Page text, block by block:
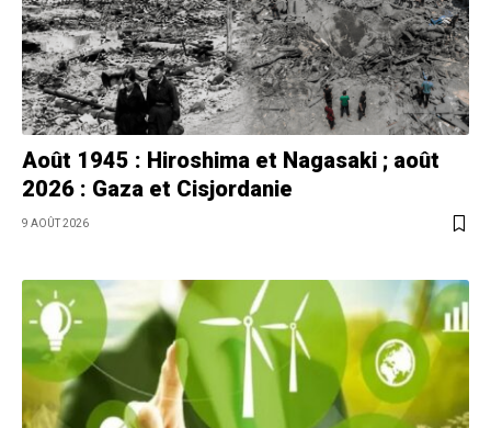
Août 1945 : Hiroshima et Nagasaki ; août
2026 : Gaza et Cisjordanie
9 AOÛT 2026